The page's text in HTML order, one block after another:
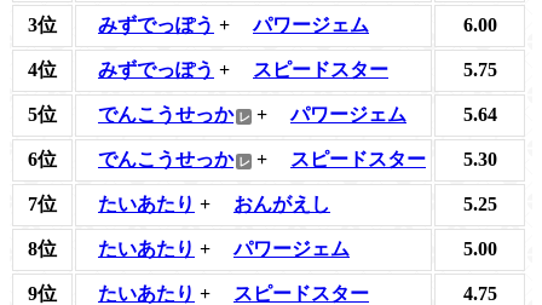
3位 みずでっぽう + パワージェム 6.00
4位 みずでっぽう + スピードスター 5.75
5位 でんこうせっか + パワージェム 5.64
6位 でんこうせっか + スピードスター 5.30
7位 たいあたり + おんがえし 5.25
8位 たいあたり + パワージェム 5.00
9位 たいあたり + スピードスター 4.75